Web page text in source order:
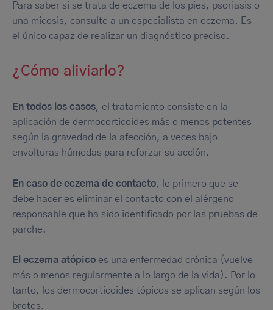
Para saber si se trata de eczema de los pies, psoriasis o
una micosis, consulte a un especialista en eczema. Es
el único capaz de realizar un diagnóstico preciso.
¿Cómo aliviarlo?
En todos los casos, el tratamiento consiste en la
aplicación de dermocorticoides más o menos potentes
según la gravedad de la afección, a veces bajo
envolturas húmedas para reforzar su acción.
En caso de eczema de contacto, lo primero que se
debe hacer es eliminar el contacto con el alérgeno
responsable que ha sido identificado por las pruebas de
parche.
El eczema atópico es una enfermedad crónica (vuelve
más o menos regularmente a lo largo de la vida). Por lo
tanto, los dermocorticoides tópicos se aplican según los
brotes.